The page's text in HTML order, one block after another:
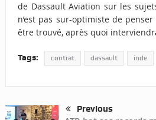
de Dassault Aviation sur les
n’est pas sur-optimiste de
être trouvé, après quoi
Tags: contrat dassault inde
Previous